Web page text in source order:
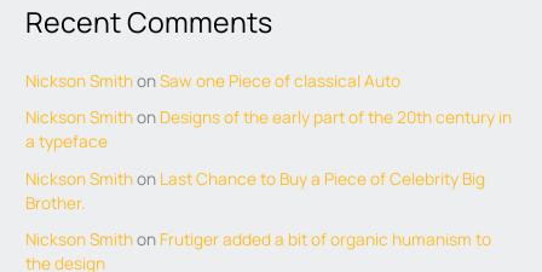
Recent Comments
Nickson SmithonSaw one Piece of classical Auto
Nickson Smithon Designs of the early part of the 20th century in
a typeface
Nickson Smithon Last Chance to Buy a Piece of Celebrity Big
Brother.
Nickson Smithon Frutiger added a bit of organic humanism to
the design